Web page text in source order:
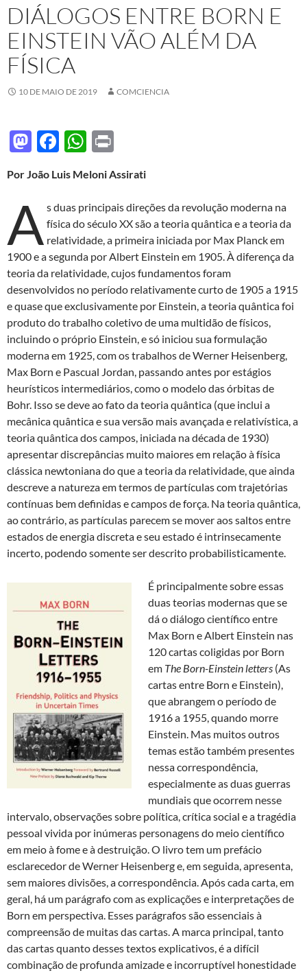
DIÁLOGOS ENTRE BORN E
EINSTEIN VÃO ALÉM DA
FÍSICA
10 DE MAIO DE 2019 COMCIENCIA
M
to
d
o
n
F
e
b
o
o
k
W
at
s
A
p
p
nt
Por João Luis Meloni Assirati
A s duas principais direções da revolução moderna na
física do século XX são a teoria quântica e a teoria da
relatividade, a primeira iniciada por Max Planck em
1900 e a segunda por Albert Einstein em 1905. À diferença da
teoria da relatividade, cujos fundamentos foram
desenvolvidos no período relativamente curto de 1905 a 1915
e quase que exclusivamente por Einstein, a teoria quântica foi
produto do trabalho coletivo de uma multidão de físicos,
incluindo o próprio Einstein, e só iniciou sua formulação
moderna em 1925, com os trabalhos de Werner Heisenberg,
Max Born e Pascual Jordan, passando antes por estágios
heurísticos intermediários, como o modelo das órbitas de
Bohr. Isso se deve ao fato da teoria quântica (que inclui a
mecânica quântica e sua versão mais avançada e relativística, a
teoria quântica dos campos, iniciada na década de 1930)
apresentar discrepâncias muito maiores em relação à física
clássica newtoniana do que a teoria da relatividade, que ainda
descreve a natureza em termos de partículas com trajetórias
contínuas bem definidas e campos de força. Na teoria quântica,
ao contrário, as partículas parecem se mover aos saltos entre
estados de energia discreta e seu estado é intrinsecamente
incerto, podendo somente ser descrito probabilisticamente.
É principalmente sobre essas
duas teorias modernas que se
dá o diálogo científico entre
Max Born e Albert Einstein nas
120 cartas coligidas por Born
em The Born-Einstein letters (As
cartas entre Born e Einstein),
que abrangem o período de
1916 a 1955, quando morre
Einstein. Mas muitos outros
temas estão também presentes
nessa correspondência,
especialmente as duas guerras
mundiais que ocorrem nesse
intervalo, observações sobre política, crítica social e a tragédia
pessoal vivida por inúmeras personagens do meio científico
em meio à fome e à destruição. O livro tem um prefácio
esclarecedor de Werner Heisenberg e, em seguida, apresenta,
sem maiores divisões, a correspondência. Após cada carta, em
geral, há um parágrafo com as explicações e interpretações de
Born em perspectiva. Esses parágrafos são essenciais à
compreensão de muitas das cartas. A marca principal, tanto
das cartas quanto desses textos explicativos, é a difícil
combinação de profunda amizade e incorruptível honestidade